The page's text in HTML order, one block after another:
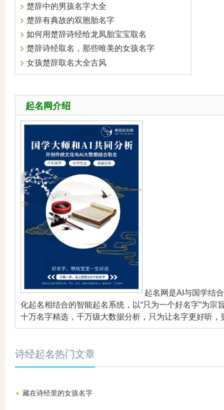
楚辞中的男孩名字大全
楚辞有典故的双胞胎名字
如何用楚辞诗经给龙凤胎宝宝取名
楚辞诗经取名，那些唯美的女孩名字
女孩楚辞取名大全古风
起名网介绍
起名网是AI与国学结
化起名相结合的智能起名系统，以“只为一个好名字”为
十万名字精选，千万级大数据分析，只为让名字更好听，
诗经起名热门文章
藏在诗经里的女孩名字